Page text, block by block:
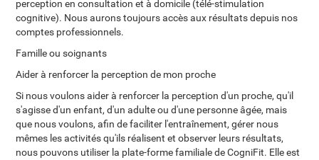
perception en consultation et à domicile (télé-stimulation
cognitive). Nous aurons toujours accès aux résultats depuis nos
comptes professionnels.
Famille ou soignants
Aider à renforcer la perception de mon proche
Si nous voulons aider à renforcer la perception d'un proche, qu'il
s'agisse d'un enfant, d'un adulte ou d'une personne âgée, mais
que nous voulons, afin de faciliter l'entraînement, gérer nous
mêmes les activités qu'ils réalisent et observer leurs résultats,
nous pouvons utiliser la plate-forme familiale de CogniFit. Elle est